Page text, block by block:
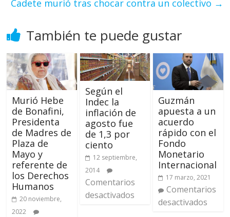
Cadete murió tras chocar contra un colectivo →
También te puede gustar
Murió Hebe
de Bonafini,
Presidenta
de Madres de
Plaza de
Mayo y
referente de
los Derechos
Humanos
20 noviembre,
2022
Según el
Indec la
inflación de
agosto fue
de 1,3 por
ciento
12 septiembre,
2014
Comentarios
desactivados
Guzmán
apuesta a un
acuerdo
rápido con el
Fondo
Monetario
Internacional
17 marzo, 2021
Comentarios
desactivados